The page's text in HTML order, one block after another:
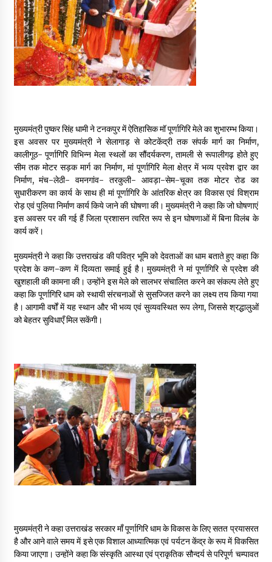
Thought Of The Day 14 May
May 14, 2022
Thought Of The Day 12 May
May 12, 2022
Thought Of The Day 11 May
May 11, 2022
Thought Of The Day 10 May
May 10, 2022
Thought Of The Day 9 May
May 9, 2022
मुख्यमंत्री पुष्कर सिंह धामी ने टनकपुर में ऐतिहासिक मॉ पूर्णागिरि मेले का शुभारम्भ किया।
इस अवसर पर मुख्यमंत्री ने सेलागाड़ से कोटकेंद्री तक संपर्क मार्ग का निर्माण,
कालीगूठ- पूर्णागिरि विभिन्न मेला स्थलों का सौंदर्यकरण, तामली से रूपालीगढ़ होते हुए
सीम तक मोटर सड़क मार्ग का निर्माण, मां पूर्णागिरि मेला क्षेत्र में भव्य प्रवेश द्वार का
निर्माण, मंच-लेठी- वमनगांव- तरकुली- आवड़ा-सेम-चूका तक मोटर रोड का
सुधारीकरण का कार्य के साथ ही मां पूर्णागिरि के आंतरिक क्षेत्र का विकास एवं विश्राम
रोड़ एवं पुलिया निर्माण कार्य किये जाने की घोषणा की। मुख्यमंत्री ने कहा कि जो घोषणाएं
इस अवसर पर की गई हैं जिला प्रशासन त्वरित रूप से इन घोषणाओं में बिना विलंब के
कार्य करें।
मुख्यमंत्री ने कहा कि उत्तराखंड की पवित्र भूमि को देवताओं का धाम बताते हुए कहा कि
प्रदेश के कण-कण में दिव्यता समाई हुई है। मुख्यमंत्री ने मां पूर्णागिरि से प्रदेश की
खुशहाली की कामना की। उन्होंने इस मेले को सालभर संचालित करने का संकल्प लेते हुए
कहा कि पूर्णागिरि धाम को स्थायी संरचनाओं से सुसज्जित करने का लक्ष्य तय किया गया
है। आगामी वर्षों में यह स्थान और भी भव्य एवं सुव्यवस्थित रूप लेगा, जिससे श्रद्धालुओं
को बेहतर सुविधाएँ मिल सकेंगी।
मुख्यमंत्री ने कहा उत्तराखंड सरकार माँ पूर्णागिरि धाम के विकास के लिए सतत प्रयासरत
है और आने वाले समय में इसे एक विशाल आध्यात्मिक एवं पर्यटन केंद्र के रूप में विकसित
किया जाएगा। उन्होंने कहा कि संस्कृति आस्था एवं प्राकृतिक सौन्दर्य से परिपूर्ण चम्पावत